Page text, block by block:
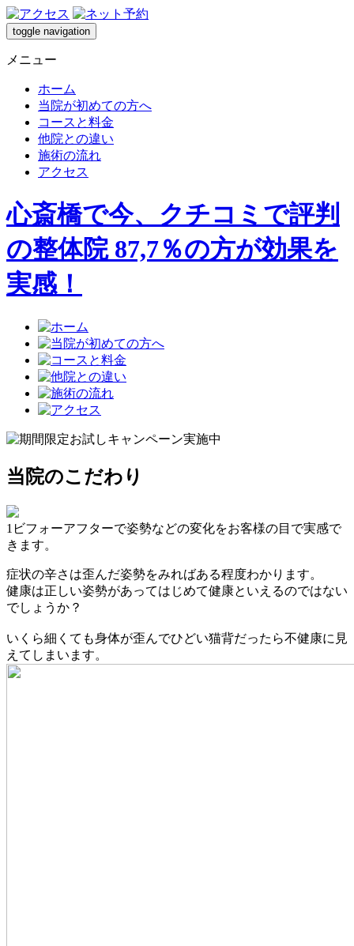
toggle navigation
メニュー
ホーム
当院が初めての方へ
コースと料金
他院との違い
施術の流れ
アクセス
心斎橋で今、クチコミで評判
の整体院 87,7％の方が効果を
実感！
当院のこだわり
1 ビフォーアフターで姿勢などの変化をお客様の目で実感で
きます。
症状の辛さは歪んだ姿勢をみればある程度わかります。
健康は正しい姿勢があってはじめて健康といえるのではない
でしょうか？
いくら細くても身体が歪んでひどい猫背だったら不健康に見
えてしまいます。